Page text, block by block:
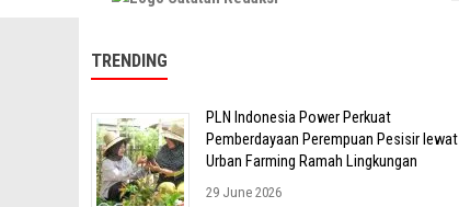
TRENDING
PLN Indonesia Power Perkuat
Pemberdayaan Perempuan Pesisir lewat
Urban Farming Ramah Lingkungan
29 June 2026